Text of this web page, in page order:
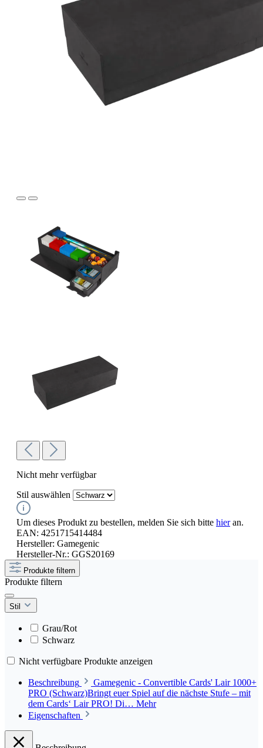
Nicht mehr verfügbar
Stil auswählen
Um dieses Produkt zu bestellen, melden Sie sich bitte hieran.
EAN: 4251715414484
Hersteller: Gamegenic
Hersteller-Nr.: GGS20169
Produkte filtern
Produkte filtern
Stil
Grau/Rot
Schwarz
Nicht verfügbare Produkte anzeigen
Beschreibung
Gamegenic - Convertible Cards' Lair 1000+
PRO (Schwarz)Bringt euer Spiel auf die nächste Stufe – mit
dem Cards‘ Lair PRO! Di… Mehr
Eigenschaften